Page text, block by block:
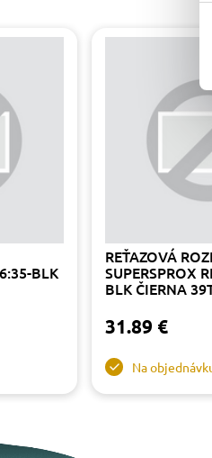
BLK
REŤAZOVÁ
SUPERSPROX
BLK ČIERNA
31.89 €
Na